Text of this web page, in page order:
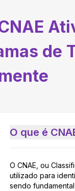
de
O que é
O CNAE, ou
utilizado para
sendo